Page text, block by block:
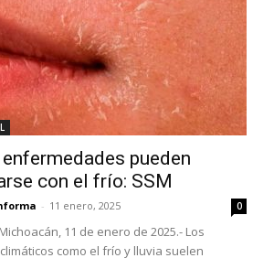
pueden
con el frío: SSM
- 11 enero, 2025 0
11 de enero de 2025.- Los
como el frío y lluvia suelen